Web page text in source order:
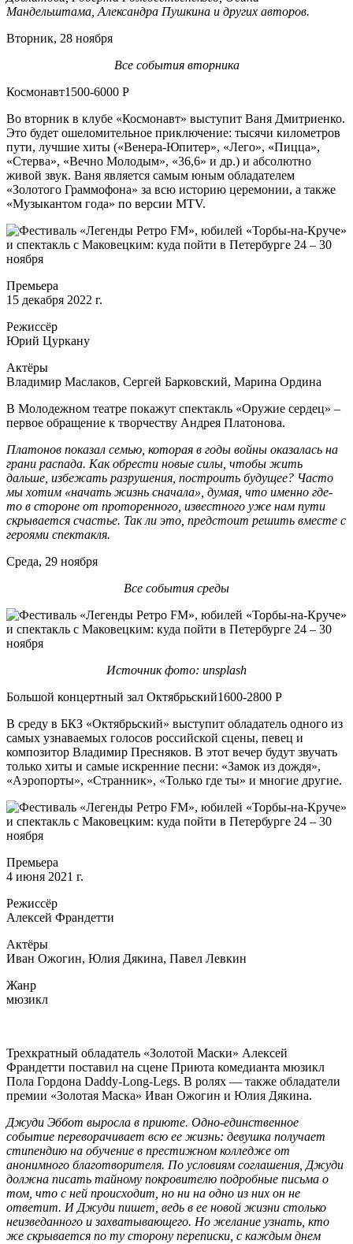
Мандельштама, Александра Пушкина и других авторов.
Вторник, 28 ноября
Все события вторника
Космонавт1500-6000 Р
Во вторник в клубе «Космонавт» выступит Ваня Дмитриенко.
Это будет ошеломительное приключение: тысячи километров
пути, лучшие хиты («Венера-Юпитер», «Лего», «Пицца»,
«Стерва», «Вечно Молодым», «36,6» и др.) и абсолютно
живой звук. Ваня является самым юным обладателем
«Золотого Граммофона» за всю историю церемонии, а также
«Музыкантом года» по версии MTV.
Премьера
15 декабря 2022 г.
Режиссёр
Юрий Цуркану
Актёры
Владимир Маслаков, Сергей Барковский, Марина Ордина
В Молодежном театре покажут спектакль «Оружие сердец» –
первое обращение к творчеству Андрея Платонова.
Платонов показал семью, которая в годы войны оказалась на
грани распада. Как обрести новые силы, чтобы жить
дальше, избежать разрушения, построить будущее? Часто
мы хотим «начать жизнь сначала», думая, что именно где-
то в стороне от проторенного, известного уже нам пути
скрывается счастье. Так ли это, предстоит решить вместе с
героями спектакля.
Среда, 29 ноября
Все события среды
Источник фото: unsplash
Большой концертный зал Октябрьский1600-2800 Р
В среду в БКЗ «Октябрьский» выступит обладатель одного из
самых узнаваемых голосов российской сцены, певец и
композитор Владимир Пресняков. В этот вечер будут звучать
только хиты и самые искренние песни: «Замок из дождя»,
«Аэропорты», «Странник», «Только где ты» и многие другие.
Премьера
4 июня 2021 г.
Режиссёр
Алексей Франдетти
Актёры
Иван Ожогин, Юлия Дякина, Павел Левкин
Жанр
мюзикл
Трехкратный обладатель «Золотой Маски» Алексей
Франдетти поставил на сцене Приюта комедианта мюзикл
Пола Гордона Daddy-Long-Legs. В ролях — также обладатели
премии «Золотая Маска» Иван Ожогин и Юлия Дякина.
Джуди Эббот выросла в приюте. Одно-единственное
событие переворачивает всю ее жизнь: девушка получает
стипендию на обучение в престижном колледже от
анонимного благотворителя. По условиям соглашения, Джуди
должна писать тайному покровителю подробные письма о
том, что с ней происходит, но ни на одно из них он не
ответит. И Джуди пишет, ведь в ее новой жизни столько
неизведанного и захватывающего. Но желание узнать, кто
же скрывается по ту сторону переписки, с каждым днем